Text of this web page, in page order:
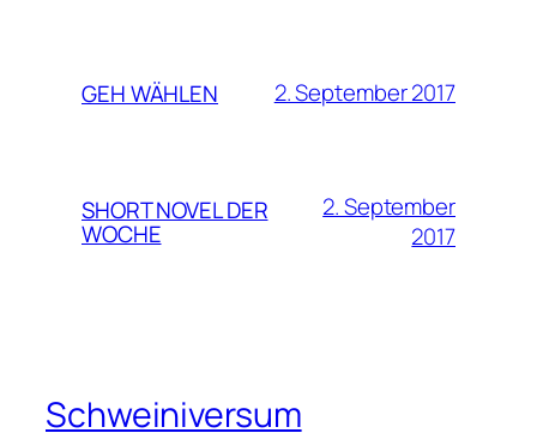
GEH WÄHLEN 2. September 2017
SHORT NOVEL DER
WOCHE
2. September
2017
Schweiniversum